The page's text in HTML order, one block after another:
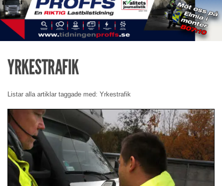
YRKESTRAFIK
Listar alla artiklar taggade med: Yrkestrafik